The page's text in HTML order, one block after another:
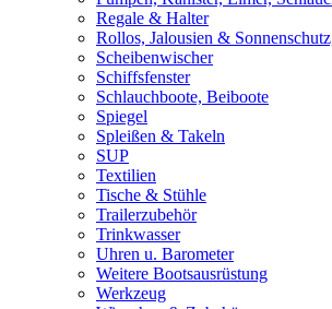
Regale & Halter
Rollos, Jalousien &
Scheibenwischer
Schiffsfenster
Schlauchboote, Beiboote
Spiegel
Spleißen & Takeln
SUP
Textilien
Tische & Stühle
Trailerzubehör
Trinkwasser
Uhren u. Barometer
Weitere Bootsausrüstung
Werkzeug